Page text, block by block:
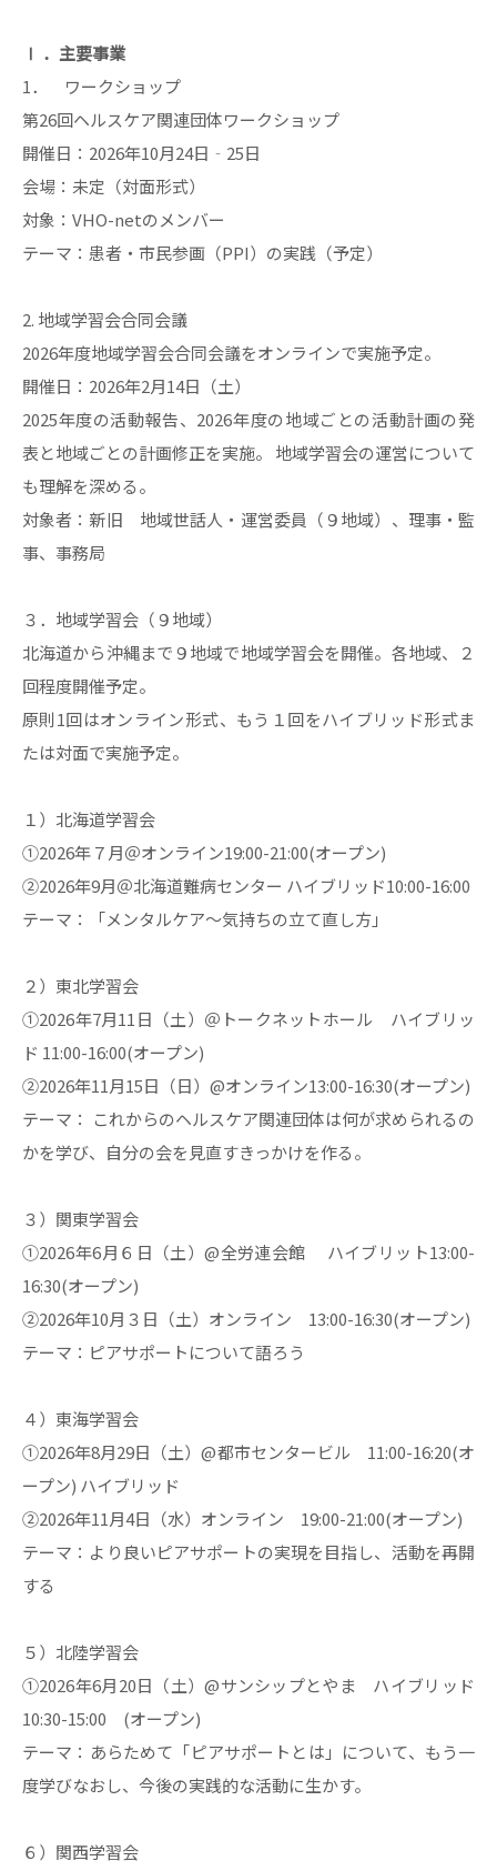
Ⅰ ．主要事業
1． ワークショップ
第26回ヘルスケア関連団体ワークショップ
開催日：2026年10月24日‐25日
会場：未定（対面形式）
対象：VHO-netのメンバー
テーマ：患者・市民参画（PPI）の実践（予定）
2. 地域学習会合同会議
2026年度地域学習会合同会議をオンラインで実施予定。
開催日：2026年2月14日（土）
2025年度の活動報告、2026年度の地域ごとの活動計画の発
表と地域ごとの計画修正を実施。 地域学習会の運営について
も理解を深める。
対象者：新旧 地域世話人・運営委員（９地域）、理事・監
事、事務局
３．地域学習会（９地域）
北海道から沖縄まで９地域で地域学習会を開催。各地域、２
回程度開催予定。
原則1回はオンライン形式、もう１回をハイブリッド形式ま
たは対面で実施予定。
１）北海道学習会
①2026年７月＠オンライン19:00-21:00(オープン)
②2026年9月＠北海道難病センター ハイブリッド10:00-16:00
テーマ：「メンタルケア～気持ちの立て直し方」
２）東北学習会
①2026年7月11日（土）＠トークネットホール ハイブリッ
ド 11:00-16:00(オープン)
②2026年11月15日（日）@オンライン13:00-16:30(オープン)
テーマ： これからのヘルスケア関連団体は何が求められるの
かを学び、自分の会を見直すきっかけを作る。
３）関東学習会
①2026年6月６日（土）@全労連会館 ハイブリット13:00-
16:30(オープン)
②2026年10月３日（土）オンライン 13:00-16:30(オープン)
テーマ：ピアサポートについて語ろう
４）東海学習会
①2026年8月29日（土）@都市センタービル 11:00-16:20(オ
ープン) ハイブリッド
②2026年11月4日（水）オンライン 19:00-21:00(オープン)
テーマ：より良いピアサポートの実現を目指し、活動を再開
する
５）北陸学習会
①2026年6月20日（土）@サンシップとやま ハイブリッド
10:30-15:00 (オープン)
テーマ：あらためて「ピアサポートとは」について、もう一
度学びなおし、今後の実践的な活動に生かす。
６）関西学習会